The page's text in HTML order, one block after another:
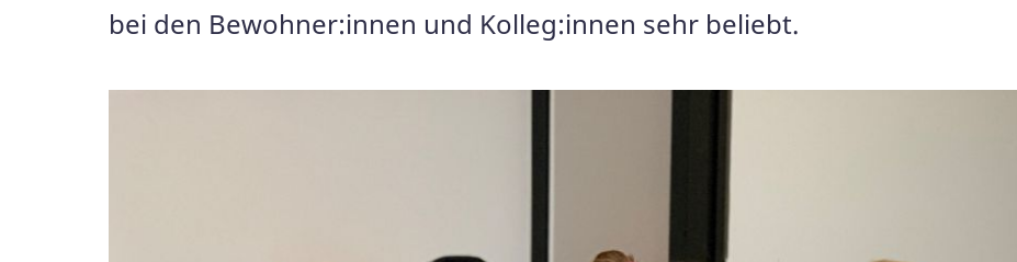
bei den Bewohner:innen und Kolleg:innen sehr beliebt.